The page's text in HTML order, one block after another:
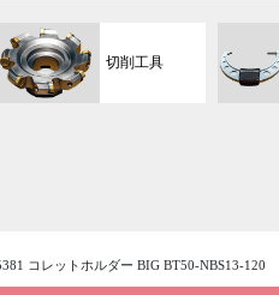
切削工具
コレットホルダー BIG BT50-NBS13-120